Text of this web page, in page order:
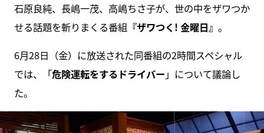
石原良純、長嶋一茂、高嶋ちさ子が、世の中をザワつか
せる話題を斬りまくる番組 『ザワつく! 金曜日』 。
6月28日（金）に放送された同番組の2時間スペシャル
では、「危険運転をするドライバー 」について議論し
た。